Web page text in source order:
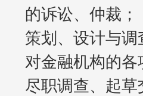
的诉讼、仲裁；
策划、设计与
对金融机构的
尽职调查、起